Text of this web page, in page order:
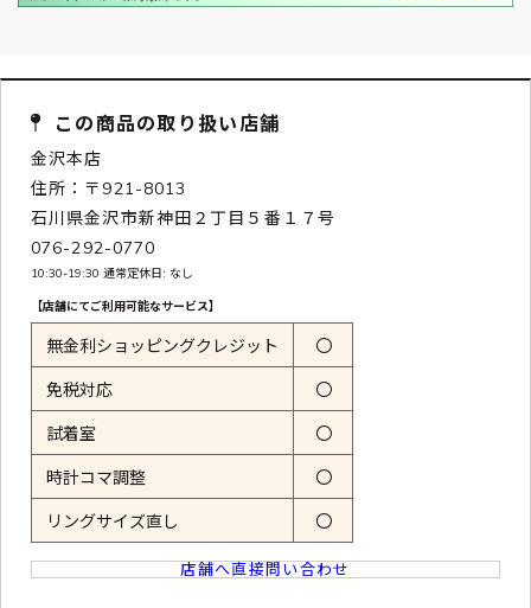
この商品の取り扱い店舗
金沢本店
住所：〒921-8013
石川県金沢市新神田２丁目５番１７号
076-292-0770
10:30-19:30 通常定休日: なし
【店舗にてご利用可能なサービス】
無金利ショッピングクレジット 〇
免税対応 〇
試着室 〇
時計コマ調整 〇
リングサイズ直し 〇
店舗へ直接問い合わせ